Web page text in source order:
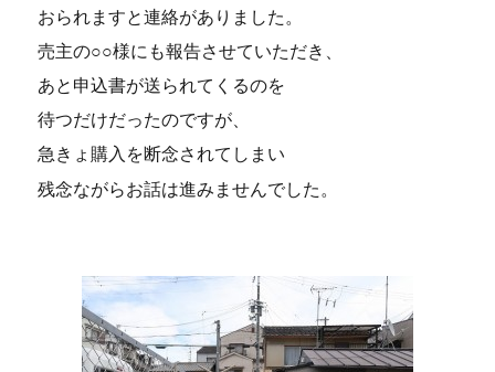
おられますと連絡がありました。
売主の○○様にも報告させていただき、
あと申込書が送られてくるのを
待つだけだったのですが、
急きょ購入を断念されてしまい
残念ながらお話は進みませんでした。